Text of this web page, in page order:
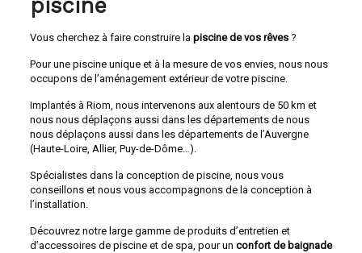
piscine
Vous cherchez à faire construire lapiscine de vos rêves?
Pour une piscine unique et à la mesure de vos envies, nous nous
occupons de l’aménagement extérieur de votre piscine.
Implantés à Riom, nous intervenons aux alentours de 50 km et
nous nous déplaçons aussi dans les départements de nous
nous déplaçons aussi dans les départements de l’Auvergne
(Haute-Loire, Allier, Puy-de-Dôme…).
Spécialistes dans la conception de piscine, nous vous
conseillons et nous vous accompagnons de la conception à
l’installation.
Découvrez notre large gamme de produits d’entretien et
d’accessoires de piscine et de spa, pour un confort de baignade